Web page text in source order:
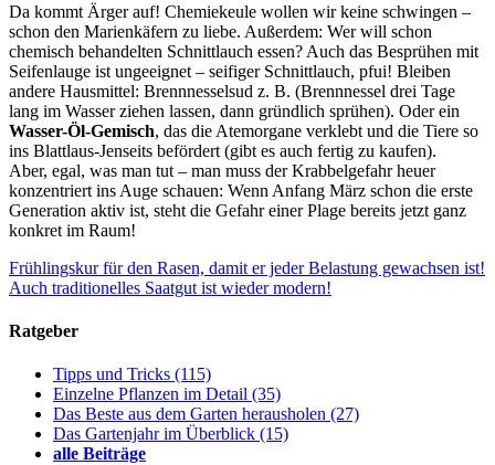
Da kommt Ärger auf! Chemiekeule wollen wir keine schwingen –
schon den Marienkäfern zu liebe. Außerdem: Wer will schon
chemisch behandelten Schnittlauch essen? Auch das Besprühen mit
Seifenlauge ist ungeeignet – seifiger Schnittlauch, pfui! Bleiben
andere Hausmittel: Brennnesselsud z. B. (Brennnessel drei Tage
lang im Wasser ziehen lassen, dann gründlich sprühen). Oder ein
Wasser-Öl-Gemisch, das die Atemorgane verklebt und die Tiere so
ins Blattlaus-Jenseits befördert (gibt es auch fertig zu kaufen).
Aber, egal, was man tut – man muss der Krabbelgefahr heuer
konzentriert ins Auge schauen: Wenn Anfang März schon die erste
Generation aktiv ist, steht die Gefahr einer Plage bereits jetzt ganz
konkret im Raum!
Frühlingskur für den Rasen, damit er jeder Belastung gewachsen ist!
Auch traditionelles Saatgut ist wieder modern!
Ratgeber
Tipps und Tricks (115)
Einzelne Pflanzen im Detail (35)
Das Beste aus dem Garten herausholen (27)
Das Gartenjahr im Überblick (15)
alle Beiträge